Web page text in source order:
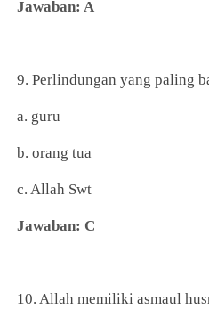
Jawaban: A
9. Perlindungan yang paling
a. guru
b. orang tua
c. Allah Swt
Jawaban: C